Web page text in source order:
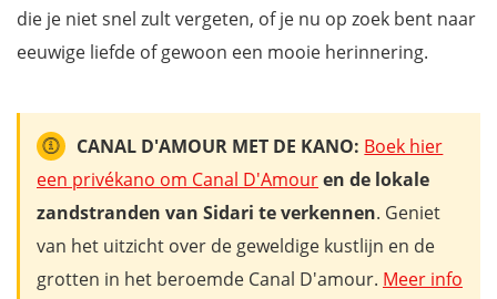
die je niet snel zult vergeten, of je nu op zoek bent naar
eeuwige liefde of gewoon een mooie herinnering.
CANAL D'AMOUR MET DE KANO: Boek hier
een privékano om Canal D'Amouren de lokale
zandstranden van Sidari te verkennen. Geniet
van het uitzicht over de geweldige kustlijn en de
grotten in het beroemde Canal D'amour. Meer info